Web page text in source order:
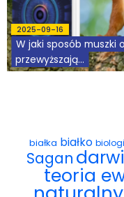
2025-09-16
W jaki sposób muszki
przewyższają...
białka białko
Sagan
teoria